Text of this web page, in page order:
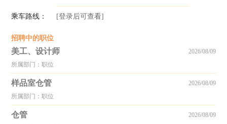
乘车路线： [登录后可查看]
招聘中的职位
美工、设计师
所属部门：职位
2026/08/09
样品室仓管
所属部门：职位
2026/08/09
仓管 2026/08/09